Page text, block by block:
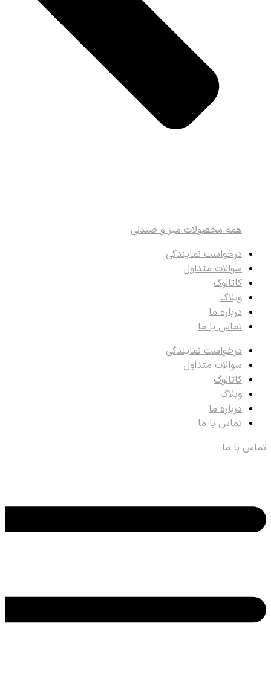
همه محصولات میز و صندلی
درخواست نمایندگی
سوالات متداول
کاتالوگ
وبلاگ
درباره ما
تماس با ما
درخواست نمایندگی
سوالات متداول
کاتالوگ
وبلاگ
درباره ما
تماس با ما
تماس با ما